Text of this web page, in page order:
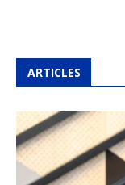
ARTICLES